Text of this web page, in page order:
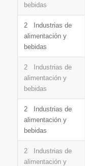
bebidas
2 Industrias de
alimentación y
bebidas
2 Industrias de
alimentación y
bebidas
2 Industrias de
alimentación y
bebidas
2 Industrias de
alimentación y